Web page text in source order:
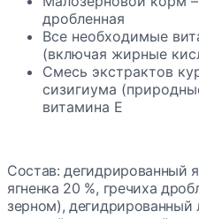
дробленная
Все необходимые
(включая жирные
Смесь экстрактов
сизигиума
витамина E
Состав: дегидрированный
ягненка 20 %, гречиха
зерном), дегидрированный